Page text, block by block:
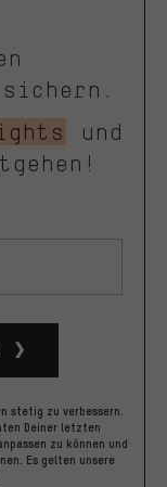
und
stetig zu verbessern.
Deiner letzten
zu können und
Es gelten unsere